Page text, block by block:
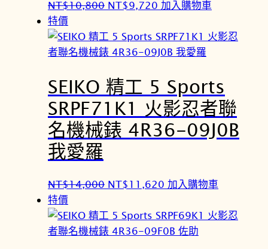
0
。
0
NT$10,800 原
價
格
N
T
$
1
0
。
NT$9,720 目
價
格
N
T
$
9
0
加入購物車
特價
SEIKO 精工 5 Sports
SRPF71K1 火影忍者聯
名機械錶 4R36-09J0B
我愛羅
NT$14,000 原
價
格
NT$11,620 目
價
格
加入購物車
特價